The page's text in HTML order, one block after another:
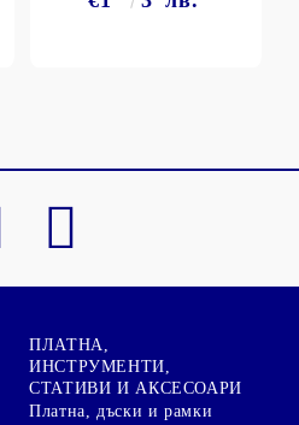
ПЛАТНА,
ИНСТРУМЕНТИ,
СТАТИВИ И АКСЕСОАРИ
Платна, дъски и рамки